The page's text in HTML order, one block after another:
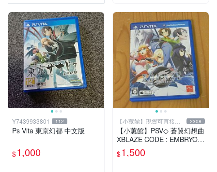
Y7439933801 112
Ps Vita 東京幻都 中文版
$1,000
【小蕙館】現貨可直接下
標
2308
【小蕙館】PSV◇ 蒼翼幻想曲
XBLAZE CODE : EMBRYO
(純日版)
$1,500